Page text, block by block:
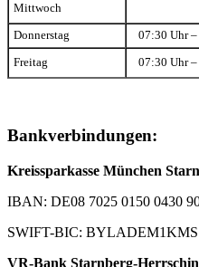
Mittwoch
Donnerstag 07:30 Uhr
Freitag 07:30 Uhr
Bankverbindungen:
Kreissparkasse München
IBAN: DE08 7025 0150 0430
SWIFT-BIC: BYLADEM1KMS
VR-Bank Starnberg-